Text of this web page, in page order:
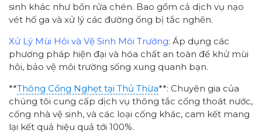
sinh khác như bồn rửa chén. Bao gồm cả dịch vụ nạo
vét hố ga và xử lý các đường ống bị tắc nghẽn.
Xử Lý Mùi Hôi và Vệ Sinh Môi Trường: Áp dụng các
phương pháp hiện đại và hóa chất an toàn để khử mùi
hôi, bảo vệ môi trường sống xung quanh bạn.
**Thông Cống Nghẹt tại Thủ Thừa**: Chuyên gia của
chúng tôi cung cấp dịch vụ thông tắc cống thoát nước,
cống nhà vệ sinh, và các loại cống khác, cam kết mang
lại kết quả hiệu quả tới 100%.